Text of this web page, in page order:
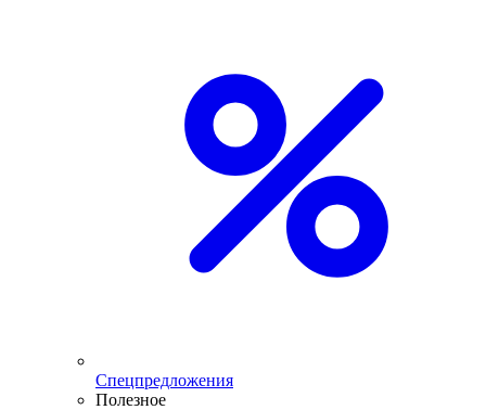
Спецпредложения
Полезное